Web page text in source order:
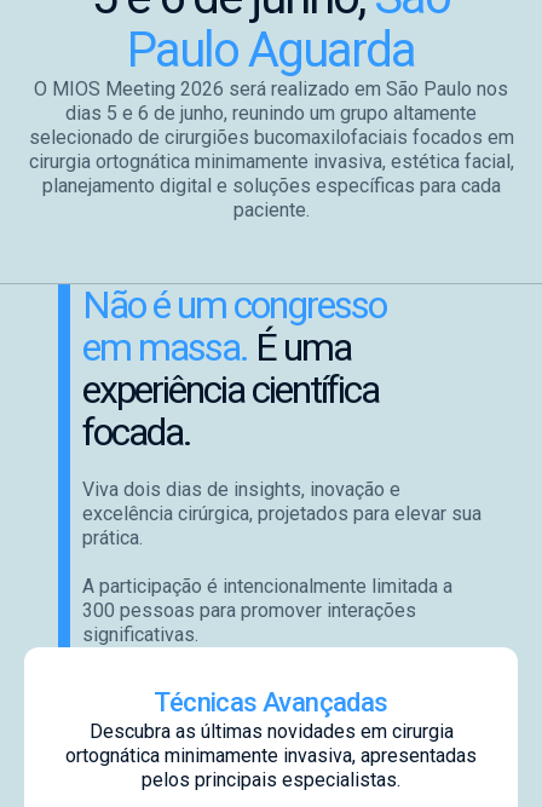
Paulo Aguarda
O MIOS Meeting 2026 será realizado em São Paulo nos
dias 5 e 6 de junho, reunindo um grupo altamente
selecionado de cirurgiões bucomaxilofaciais focados em
cirurgia ortognática minimamente invasiva, estética facial,
planejamento digital e soluções específicas para cada
paciente.
Não é um congresso
em massa. É uma
experiência científica
focada.
Viva dois dias de insights, inovação e
excelência cirúrgica, projetados para elevar sua
prática.
A participação é intencionalmente limitada a
300 pessoas para promover interações
significativas.
Técnicas Avançadas
Descubra as últimas novidades em cirurgia
ortognática minimamente invasiva, apresentadas
pelos principais especialistas.